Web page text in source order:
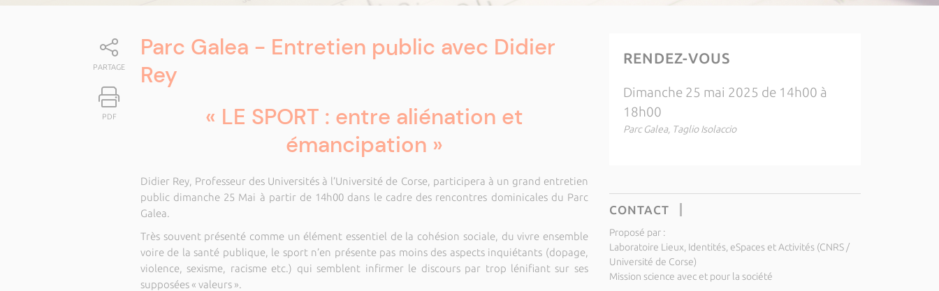
PARTAGE
PDF
Parc Galea - Entretien public avec Didier
Rey
« LE SPORT : entre aliénation et
émancipation »
Didier Rey, Professeur des Universités à l’Université de Corse, participera à un grand entretien
public dimanche 25 Mai à partir de 14h00 dans le cadre des rencontres dominicales du Parc
Galea.
Très souvent présenté comme un élément essentiel de la cohésion sociale, du vivre ensemble
voire de la santé publique, le sport n’en présente pas moins des aspects inquiétants (dopage,
violence, sexisme, racisme etc.) qui semblent infirmer le discours par trop lénifiant sur ses
supposées « valeurs ».
RENDEZ-VOUS
Dimanche 25 mai 2025 de 14h00 à
18h00
Parc Galea, Taglio Isolaccio
CONTACT
Proposé par :
Laboratoire Lieux, Identités, eSpaces et Activités (CNRS /
Université de Corse)
Mission science avec et pour la société